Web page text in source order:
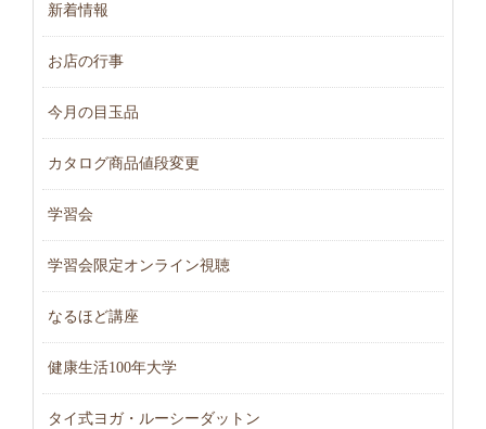
新着情報
お店の行事
今月の目玉品
カタログ商品値段変更
学習会
学習会限定オンライン視聴
なるほど講座
健康生活100年大学
タイ式ヨガ・ルーシーダットン